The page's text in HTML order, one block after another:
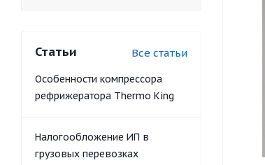
Статьи Все статьи
Особенности компрессора
рефрижератора Thermo King
Налогообложение ИП в
грузовых перевозках